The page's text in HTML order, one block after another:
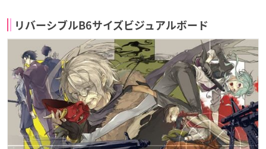
リバーシブルB6サイズビジュアルボード